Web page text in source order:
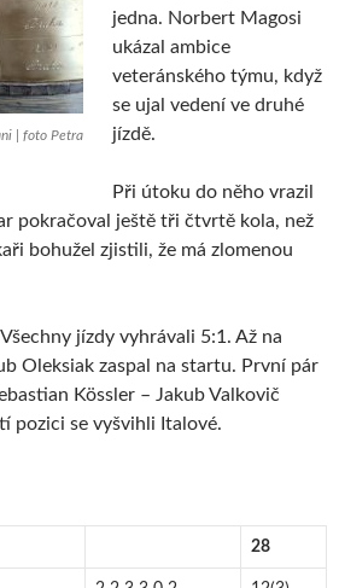
| foto Petra
jedna. Norbert Magosi
ukázal ambice
veteránského týmu, když
se ujal vedení ve druhé
jízdě.
Při útoku do něho vrazil
pokračoval ještě tři čtvrtě kola, než
bohužel zjistili, že má zlomenou
jízdy vyhrávali 5:1. Až na
Oleksiak zaspal na startu. První pár
Kössler – Jakub Valkovič
pozici se vyšvihli Italové.
28